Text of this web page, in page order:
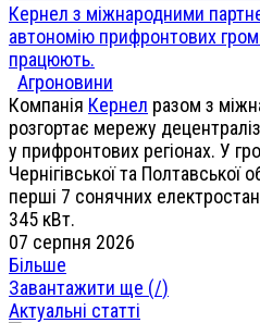
Кернел з міжнародними
автономію прифронтових
працюють.
Агроновини
Компанія Кернел разом з
розгортає мережу
у прифронтових регіонах. У
Чернігівської та
перші 7 сонячних
345 кВт.
07 серпня 2026
Більше
Завантажити ще (/)
Актуальні статті